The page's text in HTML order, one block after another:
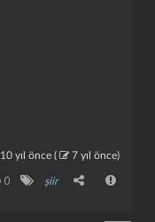
10 yıl önce ( 7 yıl önce)
0 şiir